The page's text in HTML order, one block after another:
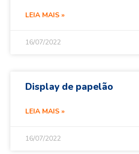
LEIA MAIS »
16/07/2022
Display de papelão
LEIA MAIS »
16/07/2022